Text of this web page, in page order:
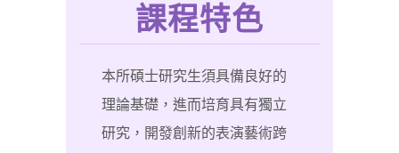
課程特色
本所碩士研究生須具備良好的
理論基礎，進而培育具有獨立
研究，開發創新的表演藝術跨